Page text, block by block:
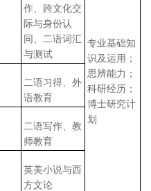
专业基础知
识及运用；
思辨能力；
科研经历；
博士研究计
划
作、跨文化交
际与身份认
同、二语词汇
与测试
二语习得、外
语教育
二语写作、教
师教育
英美小说与西
方文论